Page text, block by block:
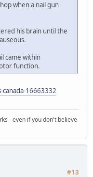
when a nail gun
his brain until the
came within
function.
16663332
- even if you don't believe
#13